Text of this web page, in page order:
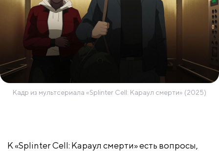
Кадр из мультсериала «Splinter Cell: Караул смерти» (2025)
К «Splinter Cell: Караул смерти» есть вопросы,